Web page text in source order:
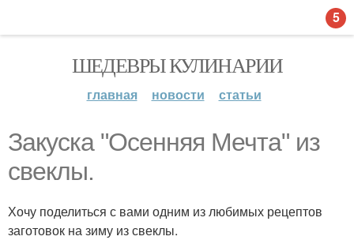
ШЕДЕВРЫ КУЛИНАРИИ
главная новости статьи
Закуска "Осенняя Мечта" из
свеклы.
Хочу поделиться с вами одним из любимых рецептов
заготовок на зиму из свеклы.
5